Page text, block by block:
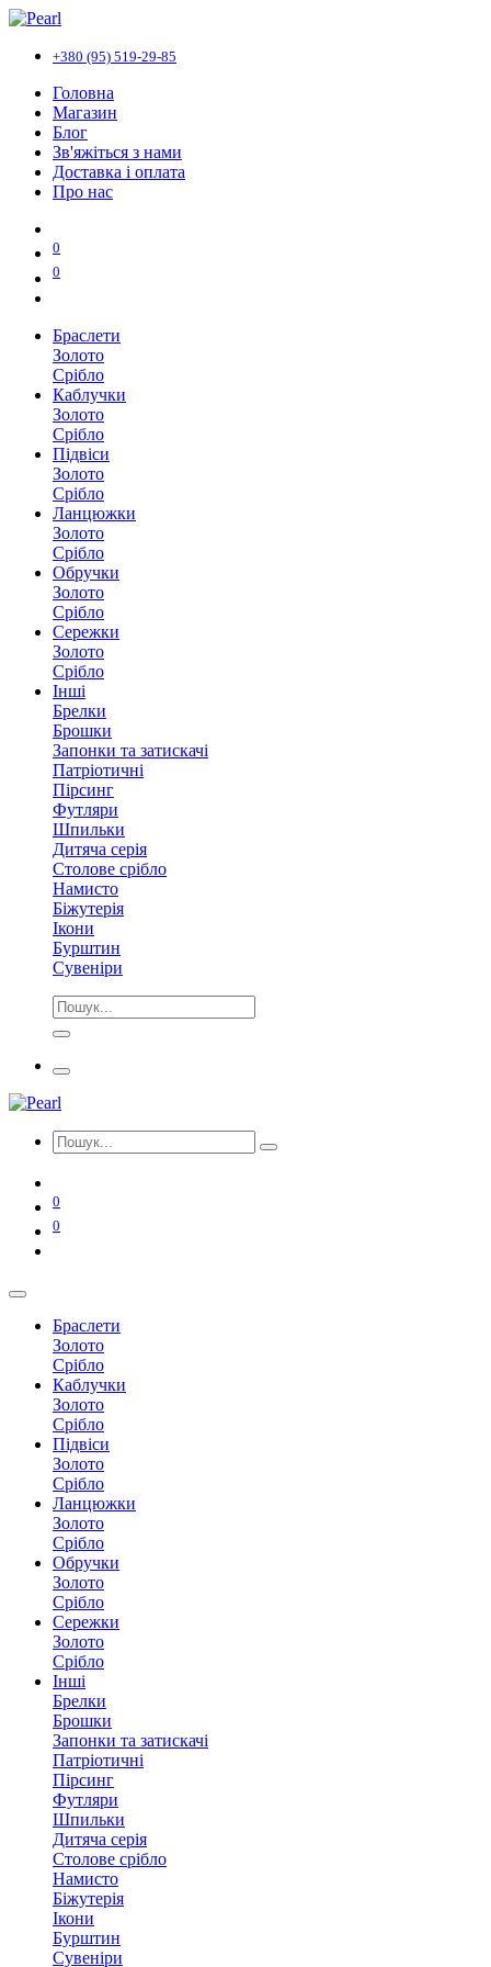
+380 (95) 519-29-85
Головна
Магазин
Блог
Зв'яжіться з нами
Доставка і оплата
Про нас
0
0
Браслети
Золото
Срібло
Каблучки
Золото
Срібло
Підвіси
Золото
Срібло
Ланцюжки
Золото
Срібло
Обручки
Золото
Срібло
Сережки
Золото
Срібло
Інші
Брелки
Брошки
Запонки та затискачі
Патріотичні
Пірсинг
Футляри
Шпильки
Дитяча серія
Столове срібло
Намисто
Біжутерія
Ікони
Бурштин
Сувеніри
0
0
Браслети
Золото
Срібло
Каблучки
Золото
Срібло
Підвіси
Золото
Срібло
Ланцюжки
Золото
Срібло
Обручки
Золото
Срібло
Сережки
Золото
Срібло
Інші
Брелки
Брошки
Запонки та затискачі
Патріотичні
Пірсинг
Футляри
Шпильки
Дитяча серія
Столове срібло
Намисто
Біжутерія
Ікони
Бурштин
Сувеніри